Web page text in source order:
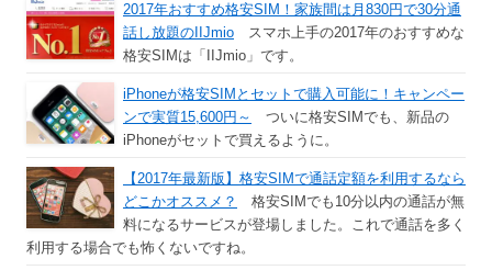
2017年おすすめ格安SIM！家族間は月830円で30分通
話し放題のIIJmio スマホ上手の2017年のおすすめな
格安SIMは「IIJmio」です。
iPhoneが格安SIMとセットで購入可能に！キャンペー
ンで実質15,600円～
ついに格安SIMでも、新品の
iPhoneがセットで買えるように。
【2017年最新版】格安SIMで通話定額を利用するなら
どこかオススメ？
格安SIMでも10分以内の通話が無
料になるサービスが登場しました。これで通話を多く
利用する場合でも怖くないですね。